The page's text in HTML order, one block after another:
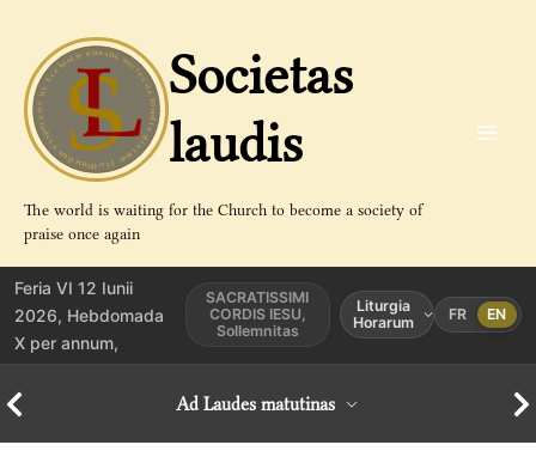
contenu
Societas
laudis
The world is waiting for the Church to become a society of
praise once again
Feria VI 12 Iunii
2026, Hebdomada
X per annum,
SACRATISSIMI
CORDIS IESU,
Sollemnitas
Liturgia
Horarum
FR EN
Ad Laudes matutinas